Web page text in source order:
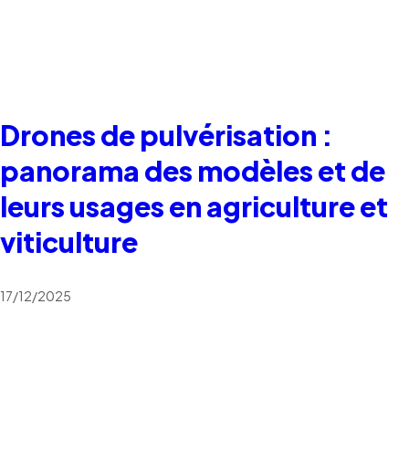
Drones de pulvérisation :
panorama des modèles et de
leurs usages en agriculture et
viticulture
17/12/2025